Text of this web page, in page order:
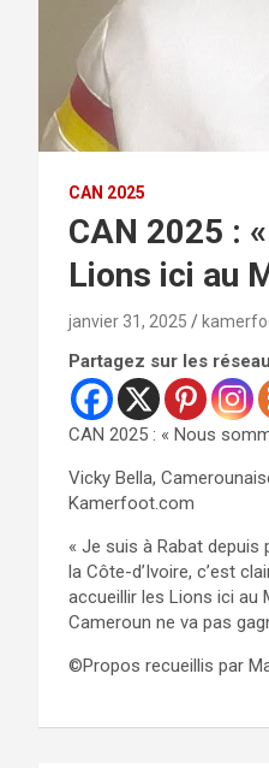
CAN 2025
CAN 2025 :
Lions ici au
janvier 31, 2025
Partagez sur les
CAN 2025 : « Nous
Vicky Bella,
Kamerfoot.com
« Je suis à Rabat
la Côte-d’Ivoire, c’est
accueillir les Lions ici au
Cameroun ne va pas
©️Propos recueillis par